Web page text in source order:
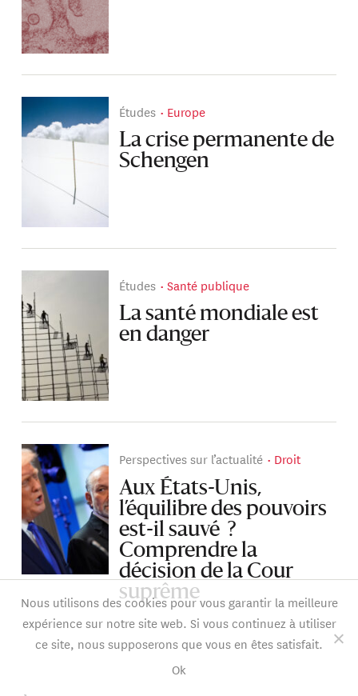
Études Europe
La crise permanente de
Schengen
Études Santé publique
La santé mondiale est
en danger
Perspectives sur l’actualité Droit
Aux États-Unis,
l’équilibre des pouvoirs
est-il sauvé ?
Comprendre la
décision de la Cour
suprême
Nous utilisons des cookies pour vous garantir la meilleure
expérience sur notre site web. Si vous continuez à utiliser
ce site, nous supposerons que vous en êtes satisfait.
Ok